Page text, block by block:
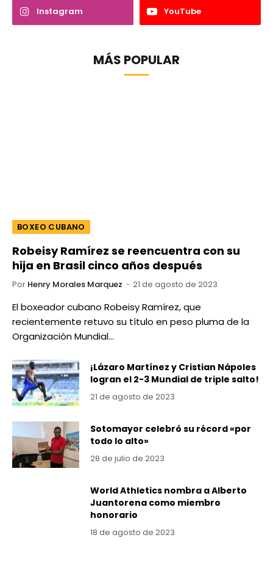
Instagram YouTube
MÁS POPULAR
BOXEO CUBANO
Robeisy Ramírez se reencuentra con su
hija en Brasil cinco años después
Por Henry Morales Marquez 21 de agosto de 2023
El boxeador cubano Robeisy Ramírez, que
recientemente retuvo su título en peso pluma de la
Organización Mundial…
¡Lázaro Martínez y Cristian Nápoles
logran el 2-3 Mundial de triple salto!
21 de agosto de 2023
Sotomayor celebró su récord «por
todo lo alto»
28 de julio de 2023
World Athletics nombra a Alberto
Juantorena como miembro
honorario
18 de agosto de 2023